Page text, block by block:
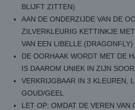
BLIJFT ZITTEN)
AAN DE ONDERZIJDE VAN DE
ZILVERKLEURIG KETTINKJE
VAN EEN LIBELLE
DE OORHAAK WORDT MET DE
IS DAAROM UNIEK IN ZIJN
VERKRIJGBAAR IN 3 KLEUREN,
GOUD/GEEL
LET OP: OMDAT DE VEREN VAN